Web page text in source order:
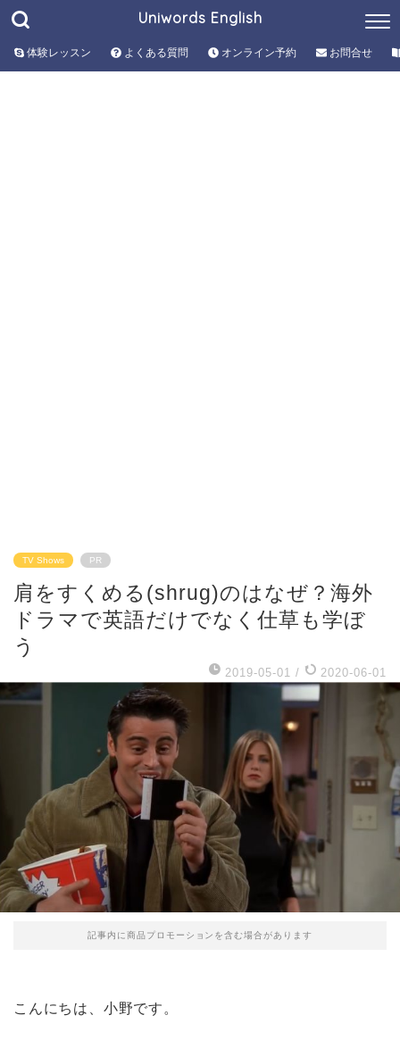
Uniwords English
体験レッスン よくある質問 オンライン予約 お問合せ
TV Shows PR
肩をすくめる(shrug)のはなぜ？海外
ドラマで英語だけでなく仕草も学ぼ
う
2019-05-01 / 2020-06-01
記事内に商品プロモーションを含む場合があります
こんにちは、小野です。